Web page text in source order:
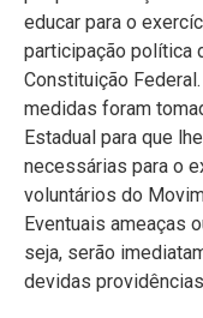
educar para o
participação política
Constituição
medidas foram
Estadual para que
necessárias para o
voluntários do
Eventuais ameaças
seja, serão
devidas